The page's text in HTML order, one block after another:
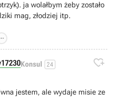
ja wolałbym żeby zostało
mag, złodziej itp.
Konsul 24 
jestem, ale wydaje misie ze